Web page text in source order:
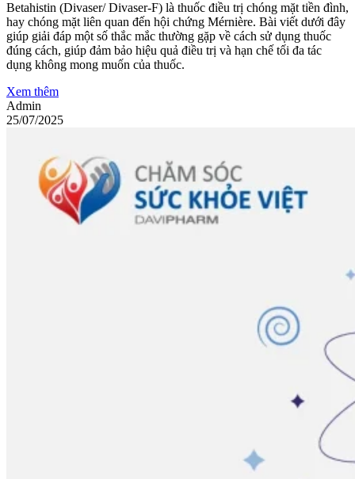
Betahistin (Divaser/ Divaser-F) là thuốc điều trị chóng mặt tiền đình,
hay chóng mặt liên quan đến hội chứng Mérnière. Bài viết dưới đây
giúp giải đáp một số thắc mắc thường gặp về cách sử dụng thuốc
đúng cách, giúp đảm bảo hiệu quả điều trị và hạn chế tối đa tác
dụng không mong muốn của thuốc.
Xem thêm
Admin
25/07/2025